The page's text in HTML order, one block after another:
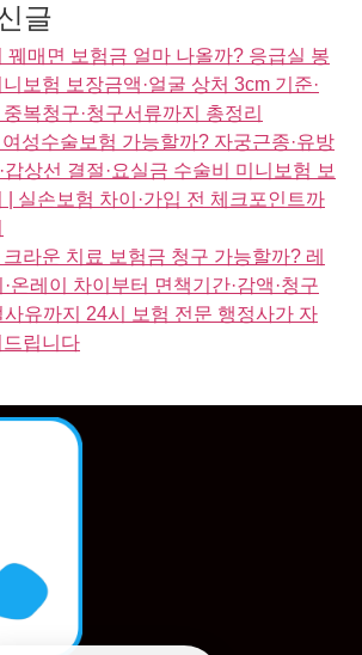
글
꿰매면 보험금 얼마 나올까? 응급실 봉
보험 보장금액·얼굴 상처 3cm 기준·
복청구·청구서류까지 총정리
성수술보험 가능할까? 자궁근종·유방
갑상선 결절·요실금 수술비 미니보험 보
| 실손보험 차이·가입 전 체크포인트까
라운 치료 보험금 청구 가능할까? 레
·온레이 차이부터 면책기간·감액·청구
사유까지 24시 보험 전문 행정사가 자
립니다